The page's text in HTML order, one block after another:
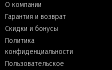
О компании
Гарантия и возврат
Скидки и бонусы
Политика
конфиденциальности
Пользовательское